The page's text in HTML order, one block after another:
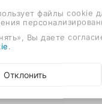
файлы cookie
Вы даете
.
Отклонить